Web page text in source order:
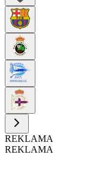
REKLAMA
REKLAMA